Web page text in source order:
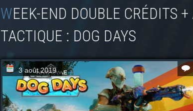
WEEK-END DOUBLE CRÉDITS + ALERTE
TACTIQUE : DOG DAYS
3 août 2019